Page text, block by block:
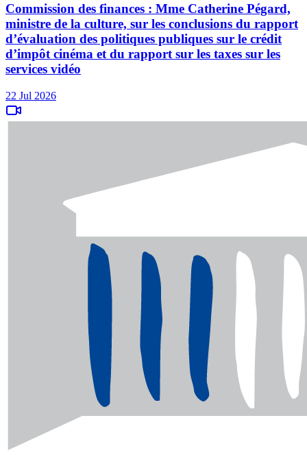
Commission des finances : Mme Catherine Pégard,
ministre de la culture, sur les conclusions du rapport
d’évaluation des politiques publiques sur le crédit
d’impôt cinéma et du rapport sur les taxes sur les
services vidéo
22 Jul 2026